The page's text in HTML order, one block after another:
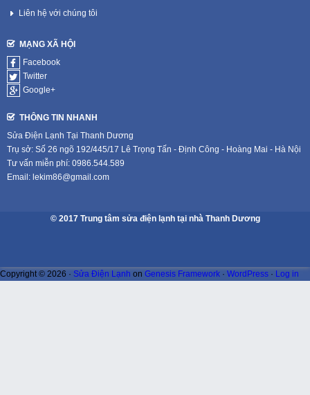
Liên hệ với chúng tôi
MẠNG XÃ HỘI
Facebook
Twitter
Google+
THÔNG TIN NHANH
Sửa Điện Lạnh Tại Thanh Dương
Trụ sở: Số 26 ngõ 192/445/17 Lê Trọng Tấn - Định Công - Hoàng Mai - Hà Nội
Tư vấn miễn phí: 0986.544.589
Email: lekim86@gmail.com
© 2017 Trung tâm sửa điện lạnh tại nhà Thanh Dương
Copyright © 2026 · Sửa Điện Lạnh on Genesis Framework · WordPress · Log in